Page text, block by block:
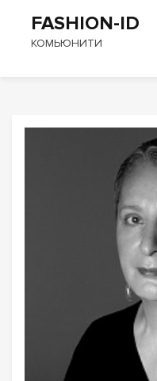
FASHION-ID
КОМЬЮНИТИ